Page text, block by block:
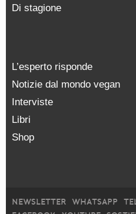
Di stagione
L’esperto risponde
Notizie dal mondo vegan
Interviste
Libri
Shop
NEWSLETTER WHATSAPP